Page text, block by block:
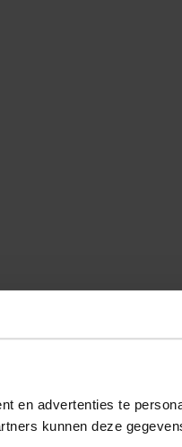
en advertenties te
kunnen deze